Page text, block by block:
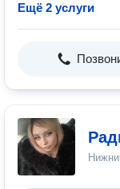
Ещё 2 услуги